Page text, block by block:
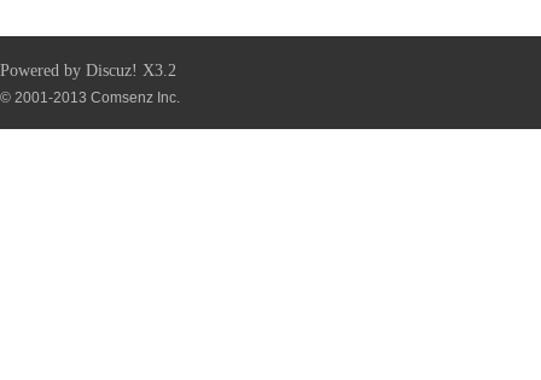
Powered by Discuz! X3.2
© 2001-2013 Comsenz Inc.